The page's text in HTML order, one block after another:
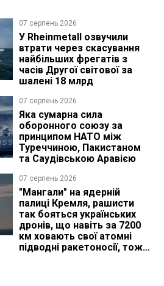
07 серпень 2026
У Rheinmetall озвучили
втрати через скасування
найбільших фрегатів з
часів Другої світової за
шалені 18 млрд
07 серпень 2026
Яка сумарна сила
оборонного союзу за
принципом НАТО між
Туреччиною, Пакистаном
та Саудівською Аравією
07 серпень 2026
"Мангали" на ядерній
палиці Кремля, рашисти
так бояться українських
дронів, що навіть за 7200
км ховають свої атомні
підводні ракетоносії, тож